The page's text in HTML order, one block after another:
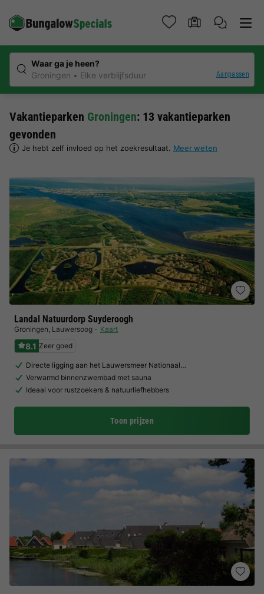
Waar ga je heen?
Groningen
Elke verblijfsduur Aanpassen
Vakantieparken Groningen: 13 vakantieparken
gevonden
Je hebt zelf invloed op het zoekresultaat. Meer weten
Landal Natuurdorp Suyderoogh
Groningen, Lauwersoog Kaart
8.1 Zeer goed
Directe ligging aan het Lauwersmeer Nationaal…
Verwarmd binnenzwembad met sauna
Ideaal voor rustzoekers & natuurliefhebbers
Toon prijzen